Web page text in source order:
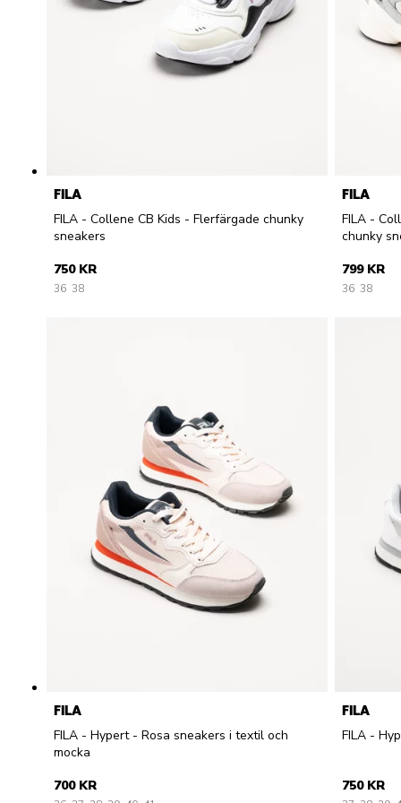
FILA
FILA - Collene CB Kids - Flerfärgade chunky
sneakers
750 KR
36 38
FILA
FILA -
chunky
799 KR
36 38
FILA
FILA - Hypert - Rosa sneakers i textil och
mocka
700 KR
FILA
FILA -
750 KR